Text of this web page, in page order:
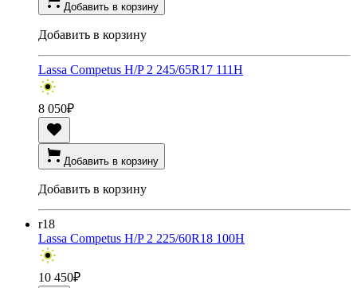
Добавить в корзину
Добавить в корзину
Lassa Competus H/P 2 245/65R17 111H
8 050₽
Добавить в корзину
Добавить в корзину
r18
Lassa Competus H/P 2 225/60R18 100H
10 450₽